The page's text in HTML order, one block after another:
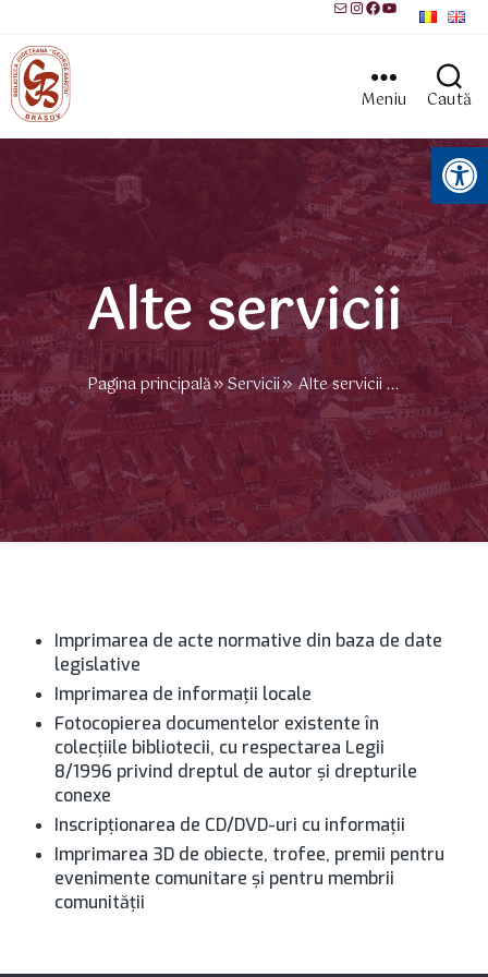
MailInstagram
Facebook
YouTube
Meniu Caută
Instrumente pentru accesibilitate
Alte servicii
Pagina principală Servicii Alte servicii ...
Imprimarea de acte normative din baza de date
legislative
Imprimarea de informaţii locale
Fotocopierea documentelor existente în
colecţiile bibliotecii, cu respectarea Legii
8/1996 privind dreptul de autor şi drepturile
conexe
Inscripţionarea de CD/DVD-uri cu informaţii
Imprimarea 3D de obiecte, trofee, premii pentru
evenimente comunitare şi pentru membrii
comunităţii